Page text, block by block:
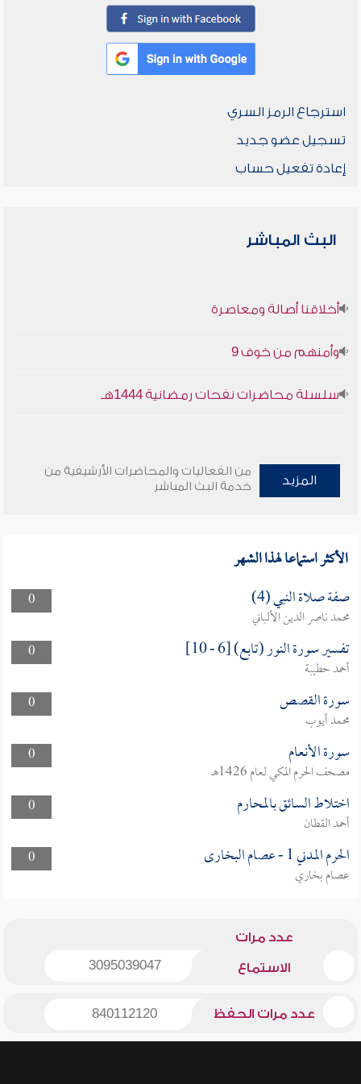
استرجاع الرمز السري
تسجيل عضو جديد
إعادة تفعيل حساب
البث المباشر
أخلاقنا أصالة ومعاصرة
وأمنهم من خوف 9
سلسلة محاضرات نفحات رمضانية 1444هـ
المزيد
من الفعاليات والمحاضرات الأرشيفية من
خدمة البث المباشر
الأكثر استماعا لهذا الشهر
0 صفة صلاة النبي (4)
محمد ناصر الدين الألباني
0
تفسير سورة النور (تابع) [6 - 10]
أحمد حطيبة
0
سورة القصص
محمد أيوب
0
سورة الأنعام
مصحف الحرم المكي لعام 1426هـ
0
اختلاط السائق بالمحارم
أحمد القطان
0
الحرم المدني 1 - عصام البخارى
عصام بخاري
عدد مرات
الاستماع 3095039047
عدد مرات الحفظ 840112120